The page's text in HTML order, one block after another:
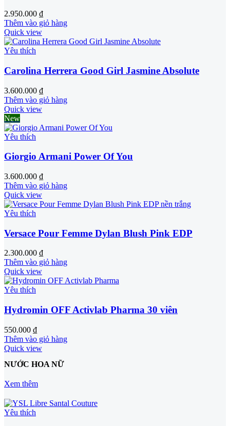
2.950.000 ₫
Thêm vào giỏ hàng
Quick view
Yêu thích
Carolina Herrera Good Girl Jasmine Absolute
3.600.000 ₫
Thêm vào giỏ hàng
Quick view
New
Yêu thích
Giorgio Armani Power Of You
3.600.000 ₫
Thêm vào giỏ hàng
Quick view
Yêu thích
Versace Pour Femme Dylan Blush Pink EDP
2.300.000 ₫
Thêm vào giỏ hàng
Quick view
Yêu thích
Hydromin OFF Activlab Pharma 30 viên
550.000 ₫
Thêm vào giỏ hàng
Quick view
NƯỚC HOA NỮ
Xem thêm
Yêu thích